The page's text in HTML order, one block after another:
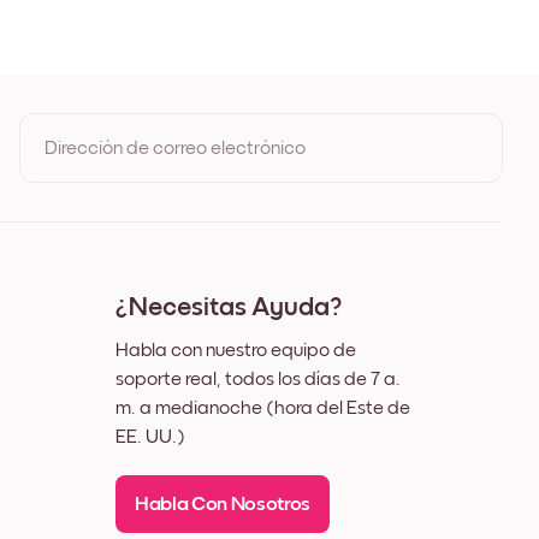
Dirección de correo electrónico
¿Necesitas Ayuda?
Habla con nuestro equipo de
soporte real, todos los días de 7 a.
m. a medianoche (hora del Este de
EE. UU.)
Habla Con Nosotros